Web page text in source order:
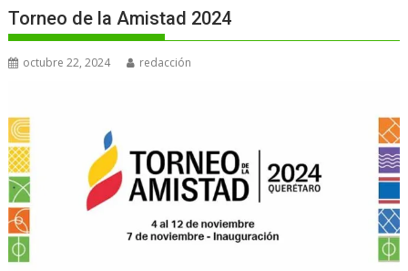
Torneo de la Amistad 2024
octubre 22, 2024 redacción